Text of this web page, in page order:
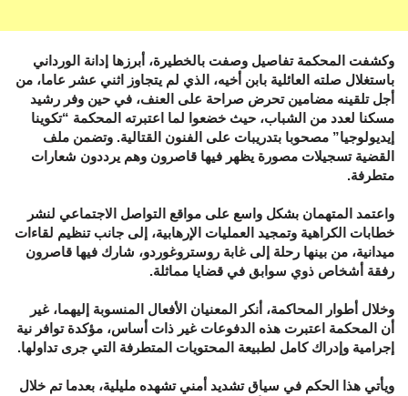
وكشفت المحكمة تفاصيل وصفت بالخطيرة، أبرزها إدانة الورداني
باستغلال صلته العائلية بابن أخيه، الذي لم يتجاوز اثني عشر عاما، من
أجل تلقينه مضامين تحرض صراحة على العنف، في حين وفر رشيد
مسكنا لعدد من الشباب، حيث خضعوا لما اعتبرته المحكمة “تكوينا
إيديولوجيا” مصحوبا بتدريبات على الفنون القتالية. وتضمن ملف
القضية تسجيلات مصورة يظهر فيها قاصرون وهم يرددون شعارات
متطرفة.
واعتمد المتهمان بشكل واسع على مواقع التواصل الاجتماعي لنشر
خطابات الكراهية وتمجيد العمليات الإرهابية، إلى جانب تنظيم لقاءات
ميدانية، من بينها رحلة إلى غابة روستروغوردو، شارك فيها قاصرون
رفقة أشخاص ذوي سوابق في قضايا مماثلة.
وخلال أطوار المحاكمة، أنكر المعنيان الأفعال المنسوبة إليهما، غير
أن المحكمة اعتبرت هذه الدفوعات غير ذات أساس، مؤكدة توافر نية
إجرامية وإدراك كامل لطبيعة المحتويات المتطرفة التي جرى تداولها.
ويأتي هذا الحكم في سياق تشديد أمني تشهده مليلية، بعدما تم خلال